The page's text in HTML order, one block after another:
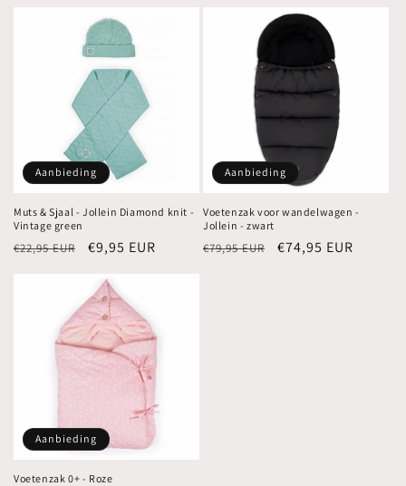
Aanbieding
Muts & Sjaal - Jollein Diamond knit -
Vintage green
Normale
€22,95 EUR Aanbiedingsprijs
€9,95 EUR
Aanbieding
Voetenzak voor wandelwagen -
Jollein - zwart
Normale
€79,95 EUR Aanbiedingsprijs
€74,95 EUR
Aanbieding
Voetenzak 0+ - Roze